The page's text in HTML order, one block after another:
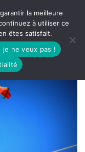
la meilleure
à utiliser ce
êtes satisfait.
je ne veux pas !